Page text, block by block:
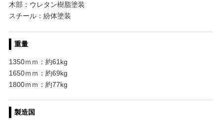
木部：ウレタン樹脂塗装
スチール：紛体塗装
重量
1350ｍｍ：約61kg
1650ｍｍ：約69kg
1800ｍｍ：約77kg
製造国